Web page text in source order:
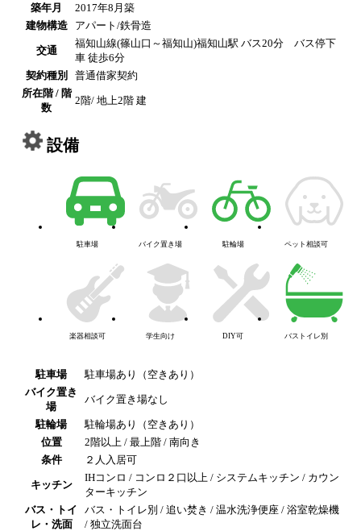
築年月
2017年8月築
建物構造
アパート/鉄骨造
交通
福知山線(篠山口～福知山)福知山駅 バス20分 バス停下
車 徒歩6分
契約種別
普通借家契約
所在階 / 階
数
2階/ 地上2階 建
設備
駐車場 バイク置き場 駐輪場 ペット相談可
楽器相談可 学生向け DIY可 バストイレ別
駐車場
駐車場あり（空きあり）
バイク置き
場
バイク置き場なし
駐輪場
駐輪場あり（空きあり）
位置
2階以上 / 最上階 / 南向き
条件
２人入居可
キッチン
IHコンロ / コンロ２口以上 / システムキッチン / カウン
ターキッチン
バス・トイ
レ・洗面
バス・トイレ別 / 追い焚き / 温水洗浄便座 / 浴室乾燥機
/ 独立洗面台